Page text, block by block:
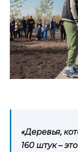
«Деревья,
160 штук –